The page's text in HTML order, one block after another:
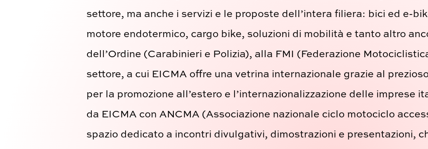
settore, ma anche i servizi e le proposte dell’intera filiera: bici ed e-
motore endotermico, cargo bike, soluzioni di mobilità e tanto altro
dell’Ordine (Carabinieri e Polizia), alla FMI (Federazione
settore, a cui EICMA offre una vetrina internazionale grazie al
per la promozione all’estero e l’internazionalizzazione delle imprese
da EICMA con ANCMA (Associazione nazionale ciclo motociclo
spazio dedicato a incontri divulgativi, dimostrazioni e presentazioni,